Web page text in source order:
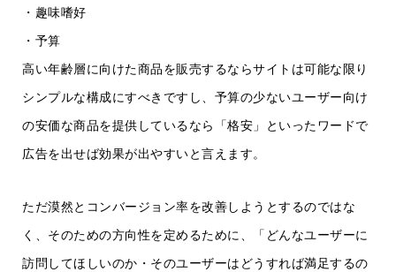
・趣味嗜好
・予算
高い年齢層に向けた商品を販売するならサイトは可能な限り
シンプルな構成にすべきですし、予算の少ないユーザー向け
の安価な商品を提供しているなら「格安」といったワードで
広告を出せば効果が出やすいと言えます。
ただ漠然とコンバージョン率を改善しようとするのではな
く、そのための方向性を定めるために、「どんなユーザーに
訪問してほしいのか・そのユーザーはどうすれば満足するの